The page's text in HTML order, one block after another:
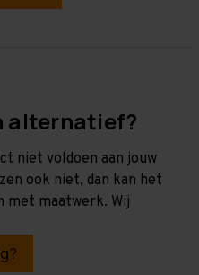
alternatief?
niet voldoen aan jouw
ook niet, dan kan het
met maatwerk. Wij